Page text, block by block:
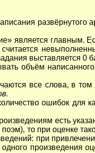
развёрнутого
является главным.
выставляется 0
объём
все слова, в том
.
ошибок для
есть
то при оценке
при
произведения